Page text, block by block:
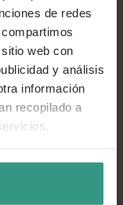
de redes
web con
y análisis
información
recopilado a